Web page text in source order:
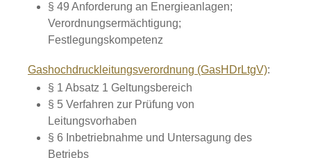
§ 49 Anforderung an Energieanlagen;
Verordnungsermächtigung;
Festlegungskompetenz
Gashochdruckleitungsverordnung (GasHDrLtgV):
§ 1 Absatz 1 Geltungsbereich
§ 5 Verfahren zur Prüfung von
Leitungsvorhaben
§ 6 Inbetriebnahme und Untersagung des
Betriebs